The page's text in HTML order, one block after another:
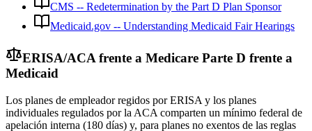
CMS -- Redetermination by the Part D Plan Sponsor
Medicaid.gov -- Understanding Medicaid Fair Hearings
ERISA/ACA frente a Medicare Parte D frente a
Medicaid
Los planes de empleador regidos por ERISA y los planes
individuales regulados por la ACA comparten un mínimo federal de
apelación interna (180 días) y, para planes no exentos de las reglas